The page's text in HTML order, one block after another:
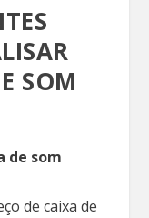
SOM
de som
de caixa de